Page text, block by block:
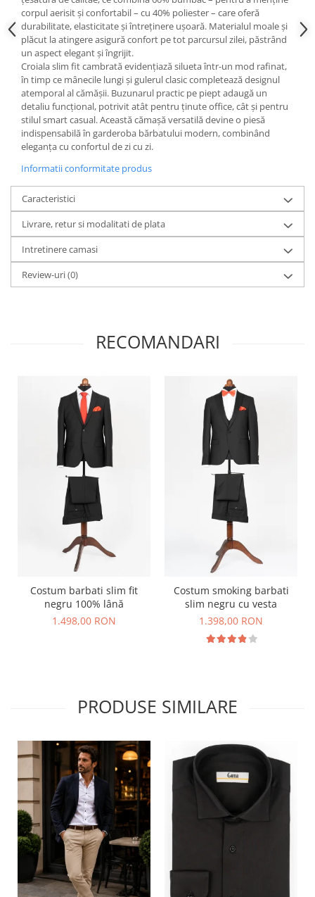
corpul aerisit și confortabil – cu 40% poliester – care oferă
durabilitate, elasticitate și întreținere ușoară. Materialul moale și
plăcut la atingere asigură confort pe tot parcursul zilei, păstrând
un aspect elegant și îngrijit.
Croiala slim fit cambrată evidențiază silueta într-un mod rafinat,
în timp ce mânecile lungi și gulerul clasic completează designul
atemporal al cămășii. Buzunarul practic pe piept adaugă un
detaliu funcțional, potrivit atât pentru ținute office, cât și pentru
stilul smart casual. Această cămașă versatilă devine o piesă
indispensabilă în garderoba bărbatului modern, combinând
eleganța cu confortul de zi cu zi.
Informatii conformitate produs
Caracteristici
Livrare, retur si modalitati de plata
Intretinere camasi
Review-uri(0)
RECOMANDARI
Costum barbati slim fit
negru 100% lână
1.498,00 RON
Costum smoking barbati
slim negru cu vesta
1.398,00 RON
PRODUSE SIMILARE